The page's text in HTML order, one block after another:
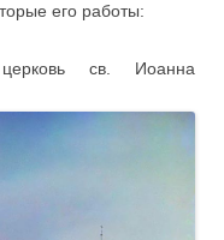
его работы:
св. Иоанна